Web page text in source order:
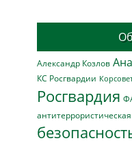
Александр Козлов
КС Росгвардии
Росгвардия